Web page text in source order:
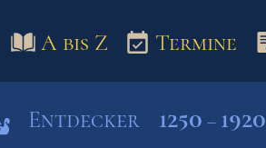
Termine
Schulmaterialien
A bis Z Termine
Entdecker 1250 – 1920